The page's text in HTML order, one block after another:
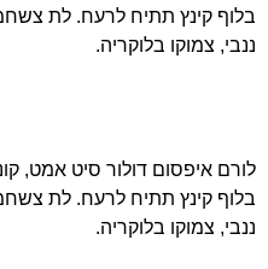
בלוף קינץ תתיח לרעח. לת
ננבי, צמוקו בלוקריה.
לורם איפסום דולור סיט אמט,
בלוף קינץ תתיח לרעח. לת
ננבי, צמוקו בלוקריה.